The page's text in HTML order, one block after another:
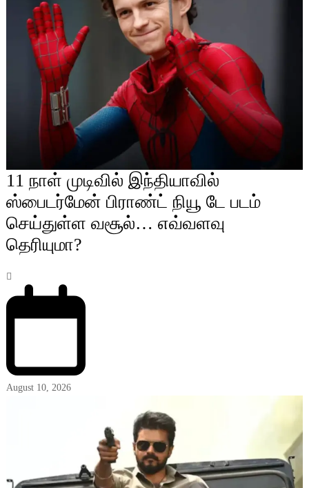
11 நாள் முடிவில் இந்தியாவில்
ஸ்பைடர்மேன் பிராண்ட் நியூ டே படம்
செய்துள்ள வசூல்… எவ்வளவு
தெரியுமா?
August 10, 2026